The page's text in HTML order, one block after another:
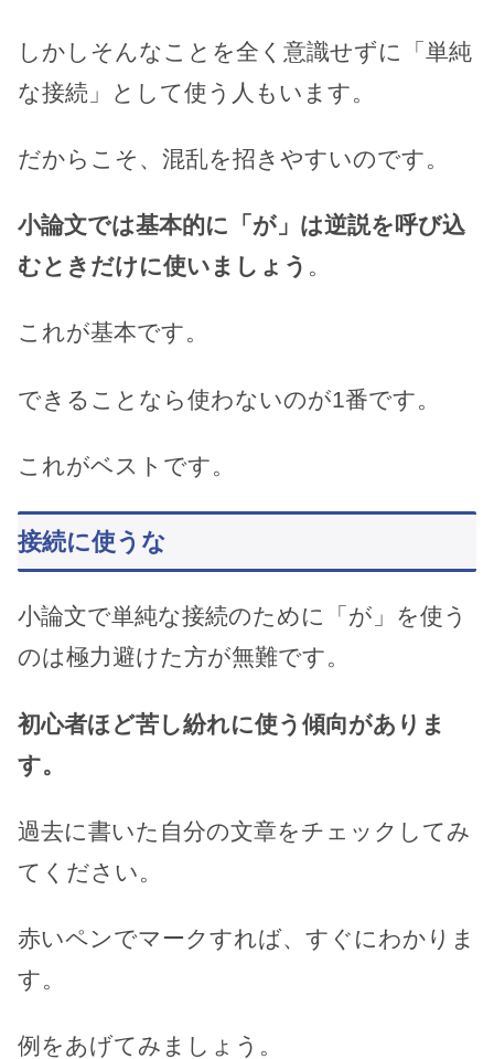
しかしそんなことを全く意識せずに「単純
な接続」として使う人もいます。
だからこそ、混乱を招きやすいのです。
小論文では基本的に「が」は逆説を呼び込
むときだけに使いましょう 。
これが基本です。
できることなら使わないのが1番です。
これがベストです。
接続に使うな
小論文で単純な接続のために「が」を使う
のは極力避けた方が無難です。
初心者ほど苦し紛れに使う傾向がありま
す。
過去に書いた自分の文章をチェックしてみ
てください。
赤いペンでマークすれば、すぐにわかりま
す。
例をあげてみましょう。